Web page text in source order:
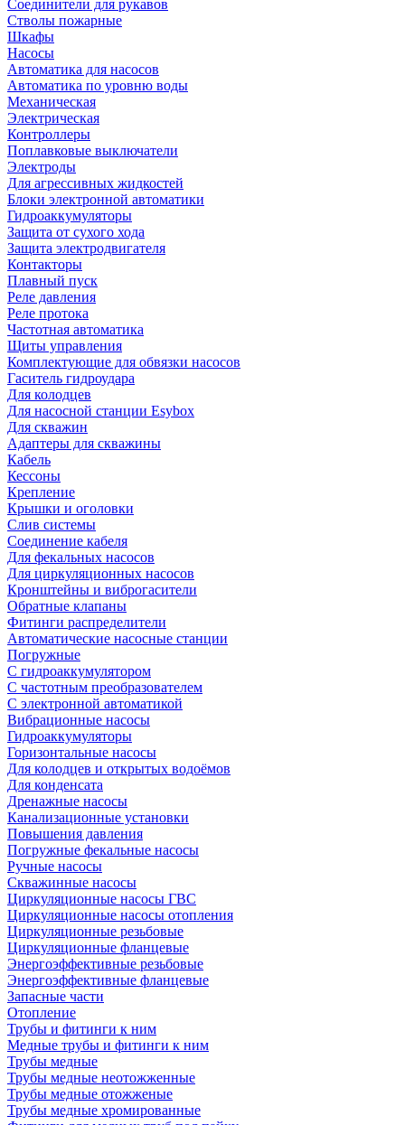
Соединители для рукавов
Стволы пожарные
Шкафы
Насосы
Автоматика для насосов
Автоматика по уровню воды
Механическая
Электрическая
Контроллеры
Поплавковые выключатели
Электроды
Для агрессивных жидкостей
Блоки электронной автоматики
Гидроаккумуляторы
Защита от сухого хода
Защита электродвигателя
Контакторы
Плавный пуск
Реле давления
Реле протока
Частотная автоматика
Щиты управления
Комплектующие для обвязки насосов
Гаситель гидроудара
Для колодцев
Для насосной станции Esybox
Для скважин
Адаптеры для скважины
Кабель
Кессоны
Крепление
Крышки и оголовки
Слив системы
Соединение кабеля
Для фекальных насосов
Для циркуляционных насосов
Кронштейны и виброгасители
Обратные клапаны
Фитинги распределители
Автоматические насосные станции
Погружные
С гидроаккумулятором
С частотным преобразователем
С электронной автоматикой
Вибрационные насосы
Гидроаккумуляторы
Горизонтальные насосы
Для колодцев и открытых водоёмов
Для конденсата
Дренажные насосы
Канализационные установки
Повышения давления
Погружные фекальные насосы
Ручные насосы
Скважинные насосы
Циркуляционные насосы ГВС
Циркуляционные насосы отопления
Циркуляционные резьбовые
Циркуляционные фланцевые
Энергоэффективные резьбовые
Энергоэффективные фланцевые
Запасные части
Отопление
Трубы и фитинги к ним
Медные трубы и фитинги к ним
Трубы медные
Трубы медные неотожженные
Трубы медные отожженые
Трубы медные хромированные